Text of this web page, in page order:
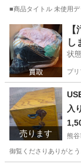
ま
洗
る
■商品タイトル 未使用
埼玉 熊谷市
し
状
プリ
売ります
入
小
熊谷
御覧くださりありがと